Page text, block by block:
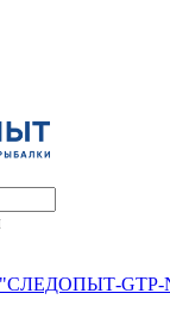
"СЛЕДОПЫТ-GTP-